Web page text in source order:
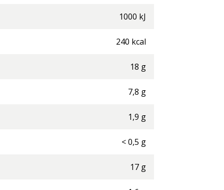
1000 kJ
240 kcal
18 g
7,8 g
1,9 g
<0,5 g
17 g